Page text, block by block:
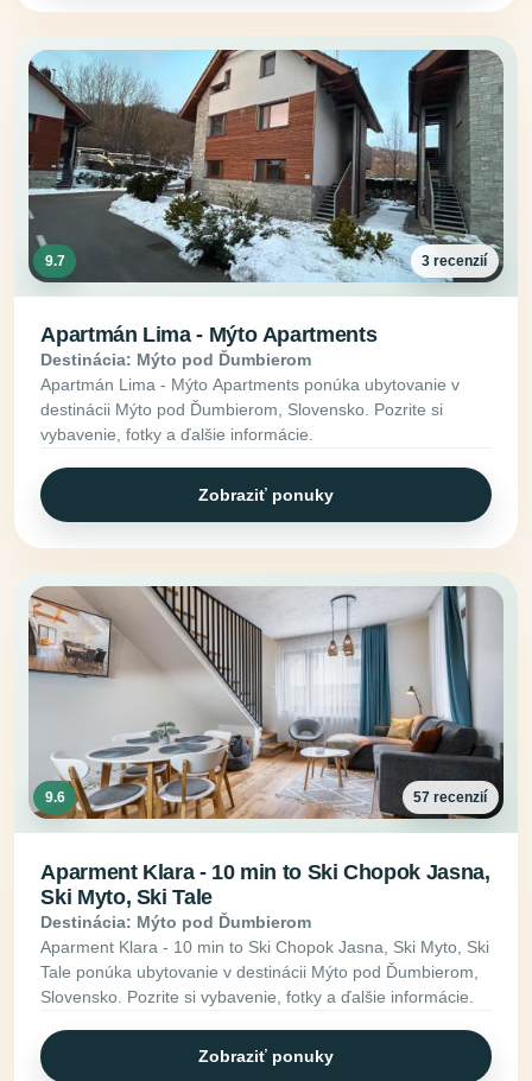
9.7 3 recenzií
Apartmán Lima - Mýto Apartments
Destinácia: Mýto pod Ďumbierom
Apartmán Lima - Mýto Apartments ponúka ubytovanie v
destinácii Mýto pod Ďumbierom, Slovensko. Pozrite si
vybavenie, fotky a ďalšie informácie.
Zobraziť ponuky
9.6 57 recenzií
Aparment Klara - 10 min to Ski Chopok Jasna,
Ski Myto, Ski Tale
Destinácia: Mýto pod Ďumbierom
Aparment Klara - 10 min to Ski Chopok Jasna, Ski Myto, Ski
Tale ponúka ubytovanie v destinácii Mýto pod Ďumbierom,
Slovensko. Pozrite si vybavenie, fotky a ďalšie informácie.
Zobraziť ponuky